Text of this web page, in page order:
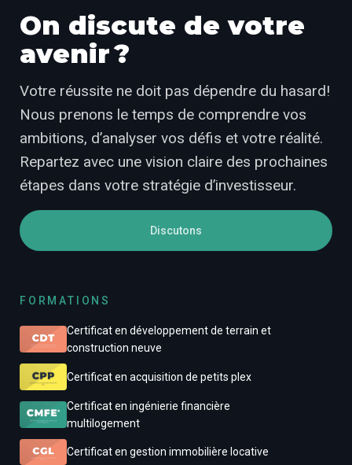
On discute de votre
avenir ?
Votre réussite ne doit pas dépendre du hasard!
Nous prenons le temps de comprendre vos
ambitions, d’analyser vos défis et votre réalité.
Repartez avec une vision claire des prochaines
étapes dans votre stratégie d’investisseur.
Discutons
FORMATIONS
Certificat en développement de terrain et
construction neuve
Certificat en acquisition de petits plex
Certificat en ingénierie financière
multilogement
Certificat en gestion immobilière locative